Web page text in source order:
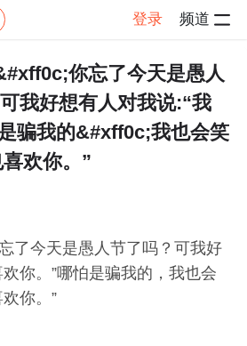
登录 频道
感慨 帖子详情
你忘了今天是愚人
我好想有人对我说:“我
骗我的&#xff0c;我也会笑
欢你。”
了今天是愚人节了吗？可我好
你。”哪怕是骗我的，我也会
你。”